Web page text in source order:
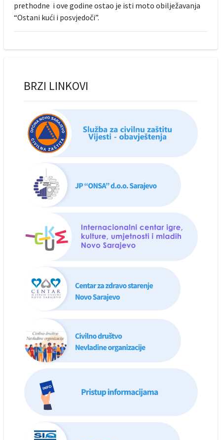
prethodne i ove godine ostao je isti moto obilježavanja
“Ostani kući i posvjedoči”.
BRZI LINKOVI